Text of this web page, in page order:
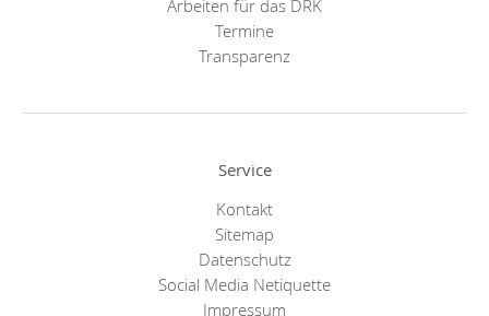
Arbeiten für das DRK
Termine
Transparenz
Service
Kontakt
Sitemap
Datenschutz
Social Media Netiquette
Impressum